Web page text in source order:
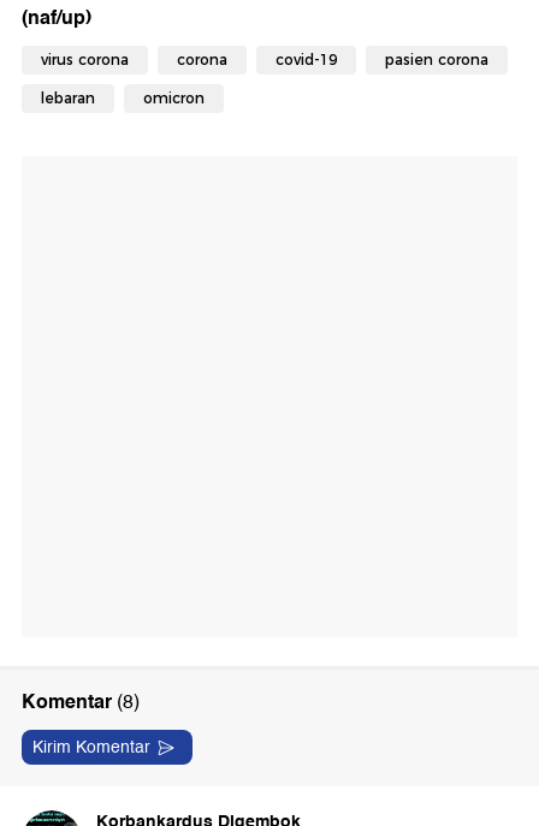
(naf/up)
virus corona corona covid-19 pasien corona
lebaran omicron